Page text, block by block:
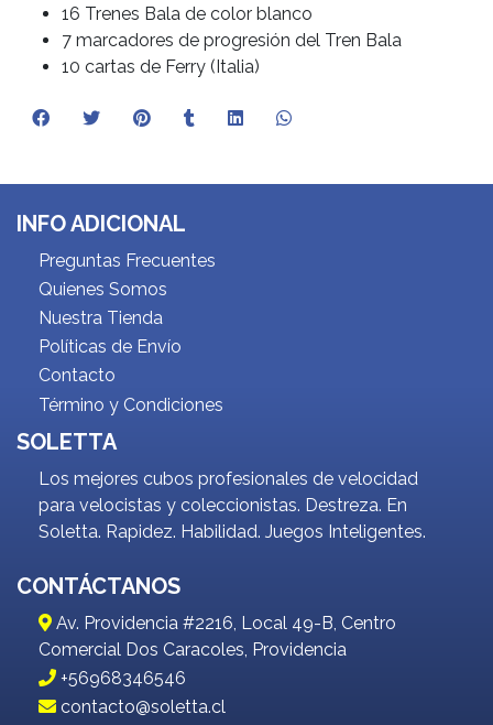
16 Trenes Bala de color blanco
7 marcadores de progresión del Tren Bala
10 cartas de Ferry (Italia)
INFO ADICIONAL
Preguntas Frecuentes
Quienes Somos
Nuestra Tienda
Políticas de Envío
Contacto
Término y Condiciones
SOLETTA
Los mejores cubos profesionales de velocidad
para velocistas y coleccionistas. Destreza. En
Soletta. Rapidez. Habilidad. Juegos Inteligentes.
CONTÁCTANOS
Av. Providencia #2216, Local 49-B, Centro
Comercial Dos Caracoles, Providencia
+56968346546
contacto@soletta.cl